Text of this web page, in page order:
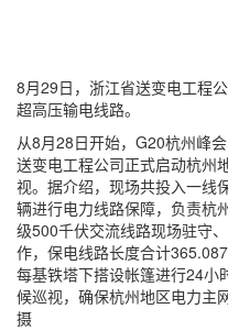
8月29日，浙江省送变电工程
超高压输电线路。
从8月28日开始，G20杭州峰
送变电工程公司正式启动杭州
视。据介绍，现场共投入一线
辆进行电力线路保障，负责杭
级500千伏交流线路现场驻守
作，保电线路长度合计
每基铁塔下搭设帐篷进行24小
候巡视，确保杭州地区电力主
摄